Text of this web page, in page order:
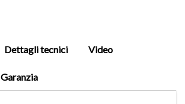
Dettagli tecnici Video
Garanzia